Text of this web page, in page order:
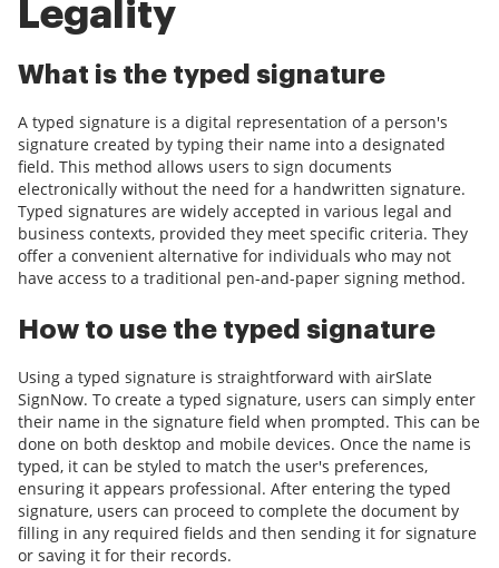
Legality
What is the typed signature
A typed signature is a digital representation of a person's
signature created by typing their name into a designated
field. This method allows users to sign documents
electronically without the need for a handwritten signature.
Typed signatures are widely accepted in various legal and
business contexts, provided they meet specific criteria. They
offer a convenient alternative for individuals who may not
have access to a traditional pen-and-paper signing method.
How to use the typed signature
Using a typed signature is straightforward with airSlate
SignNow. To create a typed signature, users can simply enter
their name in the signature field when prompted. This can be
done on both desktop and mobile devices. Once the name is
typed, it can be styled to match the user's preferences,
ensuring it appears professional. After entering the typed
signature, users can proceed to complete the document by
filling in any required fields and then sending it for signature
or saving it for their records.